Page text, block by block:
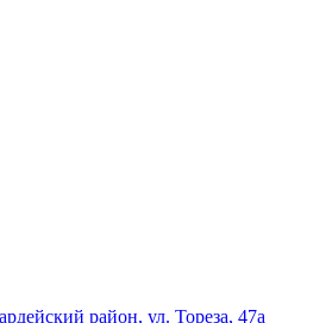
район, ул. Тореза, 47а